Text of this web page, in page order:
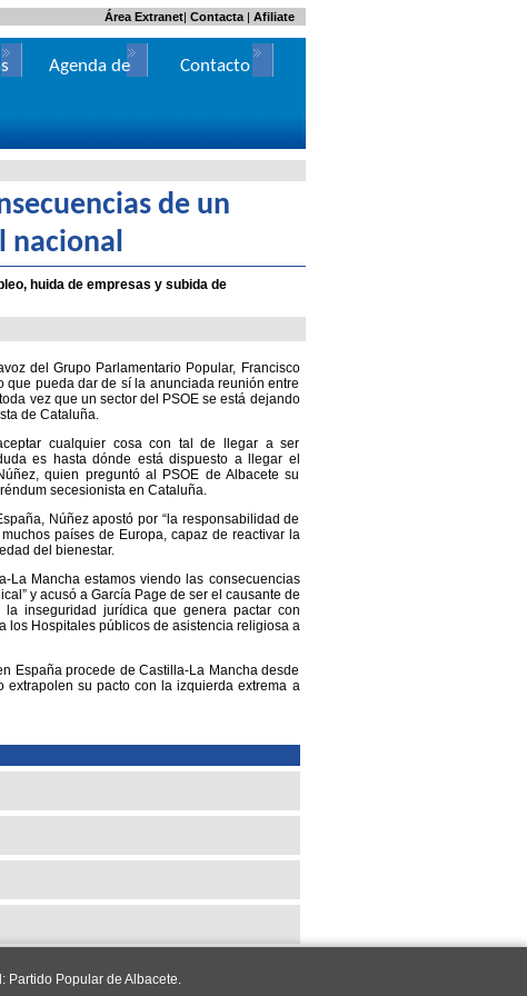
Partido Popular de Albacete.
de un
nacional
huida de empresas y subida de
del Grupo Parlamentario Popular, Francisco
que pueda dar de sí la anunciada reunión entre
vez que un sector del PSOE se está dejando
de Cataluña.
cualquier cosa con tal de llegar a ser
es hasta dónde está dispuesto a llegar el
quien preguntó al PSOE de Albacete su
secesionista en Cataluña.
Núñez apostó por “la responsabilidad de
países de Europa, capaz de reactivar la
del bienestar.
La Mancha estamos viendo las consecuencias
y acusó a García Page de ser el causante de
inseguridad jurídica que genera pactar con
los Hospitales públicos de asistencia religiosa a
España procede de Castilla-La Mancha desde
su pacto con la izquierda extrema a
| Contacta| Afiliate
Área Extranet
Agenda de
Contacto